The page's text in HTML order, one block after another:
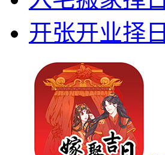
开张开业择日